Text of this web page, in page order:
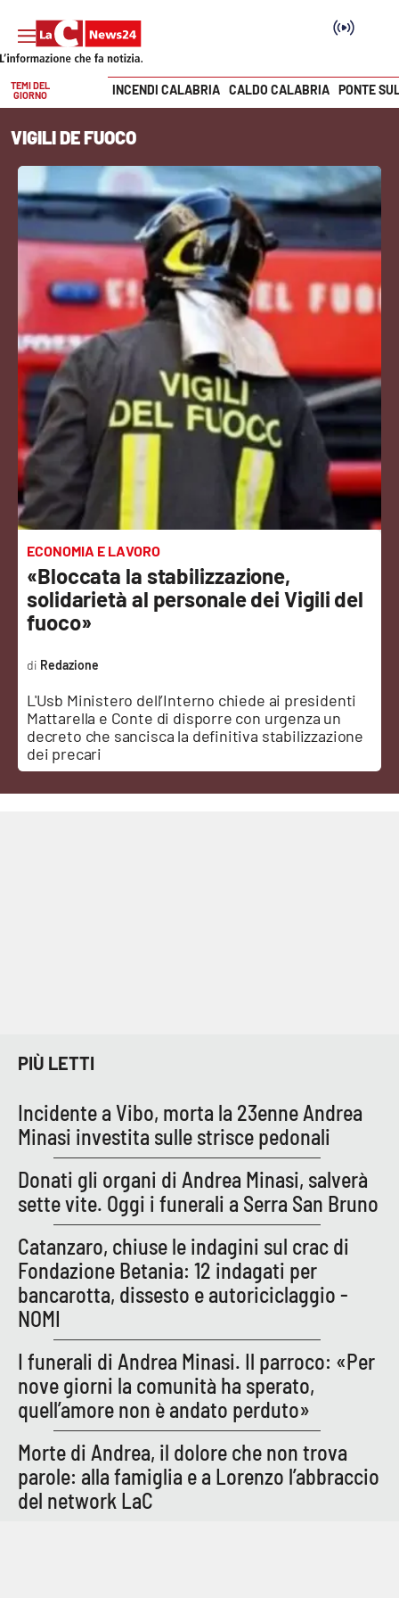
SEZIONI
Cronaca
Attualità
Economia e lavoro
Italia Mondo
Sanità
Sport
Cultura
Podcast
Meteo
VIDEO
Ambiente
Cronaca
Sport
RUBRICHE
Good Morning Vietnam
Parchi Marini Calabria
Leggendo Alvaro insieme
Imprese Di Calabria
Le perfidie di Antonella Grippo
Venti di comunicazione
STREAMING
LaC TV
Vai
TEMI DEL
GIORNO
INCENDI CALABRIA CALDO CALABRIA PONTE
VIGILI DE FUOCO
ECONOMIA E LAVORO
«Bloccata la stabilizzazione,
solidarietà al personale dei Vigili del
fuoco»
L'Usb Ministero dell’Interno chiede ai presidenti
Mattarella e Conte di disporre con urgenza un
decreto che sancisca la definitiva stabilizzazione
dei precari
Redazione
PIÙ LETTI
Incidente a Vibo, morta la 23enne Andrea
Minasi investita sulle strisce pedonali
Donati gli organi di Andrea Minasi, salverà
sette vite. Oggi i funerali a Serra San Bruno
Catanzaro, chiuse le indagini sul crac di
Fondazione Betania: 12 indagati per
bancarotta, dissesto e autoriciclaggio -
NOMI
I funerali di Andrea Minasi. Il parroco: «Per
nove giorni la comunità ha sperato,
quell’amore non è andato perduto»
Morte di Andrea, il dolore che non trova
parole: alla famiglia e a Lorenzo l’abbraccio
del network LaC